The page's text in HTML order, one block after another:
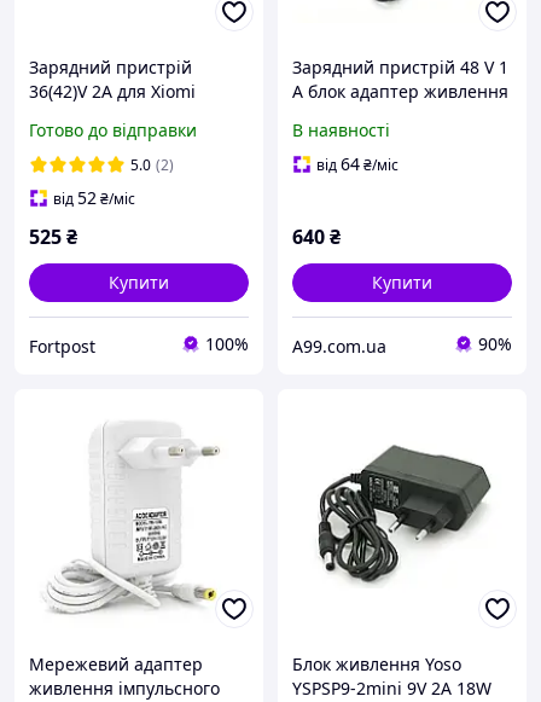
Зарядний пристрій
36(42)V 2A для Xiomi
Готово до відправки
5.0 (2)
від52₴/міс
525₴
Купити
Fortpost 100%
Зарядний пристрій 48 V 1
A блок адаптер живлення
В наявності
від64₴/міс
640₴
Купити
A99.com.ua 90%
Мережевий адаптер
живлення імпульсного
Блок живлення Yoso
YSPSP9-2mini 9V 2A 18W